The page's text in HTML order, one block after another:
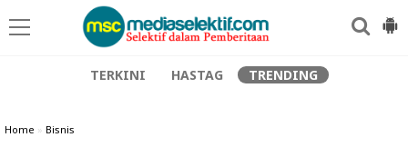
TERKINI HASTAG TRENDING
Home » Bisnis